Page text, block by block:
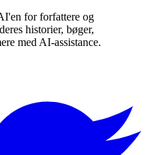
for forfattere og
historier, bøger,
med AI-assistance.